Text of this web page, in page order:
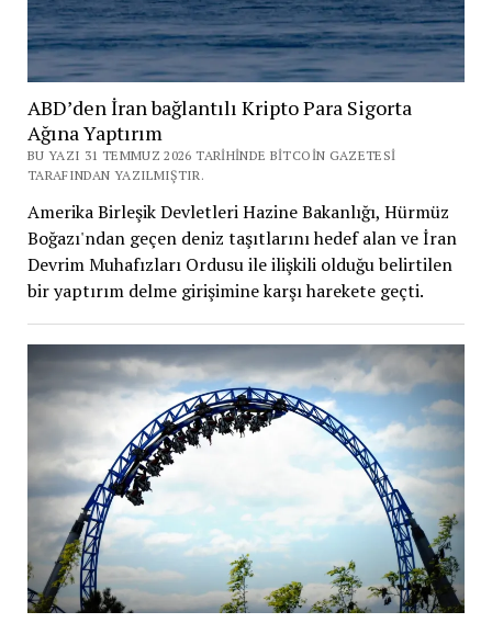
ABD’den İran bağlantılı Kripto Para Sigorta
Ağına Yaptırım
BU YAZI 31 TEMMUZ 2026 TARIHINDE BITCOIN GAZETESI
TARAFINDAN YAZILMIŞTIR.
Amerika Birleşik Devletleri Hazine Bakanlığı, Hürmüz
Boğazı'ndan geçen deniz taşıtlarını hedef alan ve İran
Devrim Muhafızları Ordusu ile ilişkili olduğu belirtilen
bir yaptırım delme girişimine karşı harekete geçti.